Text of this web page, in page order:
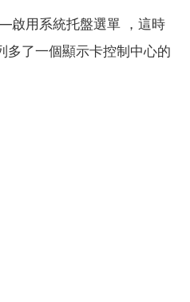
用系統托盤選單 ，這時
多了一個顯示卡控制中心的